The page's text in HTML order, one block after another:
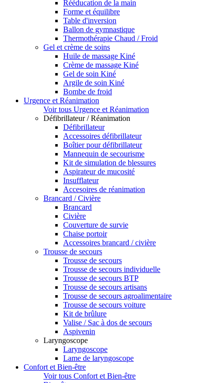
Rééducation de la main
Forme et équilibre
Table d'inversion
Ballon de gymnastique
Thermothérapie Chaud / Froid
Gel et crème de soins
Huile de massage Kiné
Crème de massage Kiné
Gel de soin Kiné
Argile de soin Kiné
Bombe de froid
Urgence et Réanimation
Voir tous Urgence et Réanimation
Défibrillateur / Réanimation
Défibrillateur
Accessoires défibrillateur
Boîtier pour défibrillateur
Mannequin de secourisme
Kit de simulation de blessures
Aspirateur de mucosité
Insufflateur
Accesoires de réanimation
Brancard / Civière
Brancard
Civière
Couverture de survie
Chaise portoir
Accessoires brancard / civière
Trousse de secours
Trousse de secours
Trousse de secours individuelle
Trousse de secours BTP
Trousse de secours artisans
Trousse de secours agroalimentaire
Trousse de secours voiture
Kit de brûlure
Valise / Sac à dos de secours
Aspivenin
Laryngoscope
Laryngoscope
Lame de laryngoscope
Confort et Bien-être
Voir tous Confort et Bien-être